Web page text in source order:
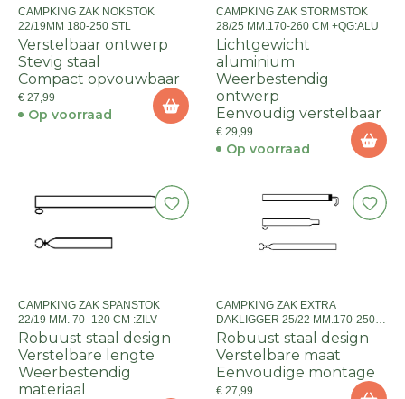
CAMPKING ZAK NOKSTOK
22/19MM 180-250 STL
Verstelbaar ontwerp
Stevig staal
Compact opvouwbaar
€ 27,99
Op voorraad
CAMPKING ZAK STORMSTOK
28/25 MM.170-260 CM +QG:ALU
Lichtgewicht
aluminium
Weerbestendig
ontwerp
Eenvoudig verstelbaar
€ 29,99
Op voorraad
CAMPKING ZAK SPANSTOK
22/19 MM. 70 -120 CM :ZILV
Robuust staal design
Verstelbare lengte
Weerbestendig
materiaal
CAMPKING ZAK EXTRA
DAKLIGGER 25/22 MM.170-250
CM :ZILV
Robuust staal design
Verstelbare maat
Eenvoudige montage
€ 27,99